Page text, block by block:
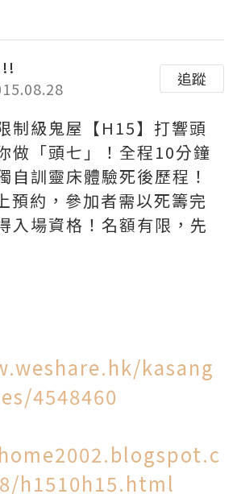
追蹤
制級鬼屋【H15】打響頭
做「頭七」！全程10分鐘
自訓靈床體驗死後歷程！
預約，參加者需以死籌完
入場資格！名額有限，先
kasang
4548460
h1510h15.html